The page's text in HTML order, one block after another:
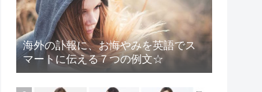
海外の訃報に、お悔やみを英語でス
マートに伝える７つの例文☆